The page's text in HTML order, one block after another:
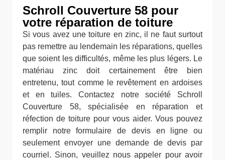
Schroll Couverture 58 pour
votre réparation de toiture
Si vous avez une toiture en zinc, il ne faut surtout
pas remettre au lendemain les réparations, quelles
que soient les difficultés, même les plus légers. Le
matériau zinc doit certainement être bien
entretenu, tout comme le revêtement en ardoises
et en tuiles. Contactez notre société Schroll
Couverture 58, spécialisée en réparation et
réfection de toiture pour vous aider. Vous pouvez
remplir notre formulaire de devis en ligne ou
seulement envoyer une demande de devis par
courriel. Sinon, veuillez nous appeler pour avoir